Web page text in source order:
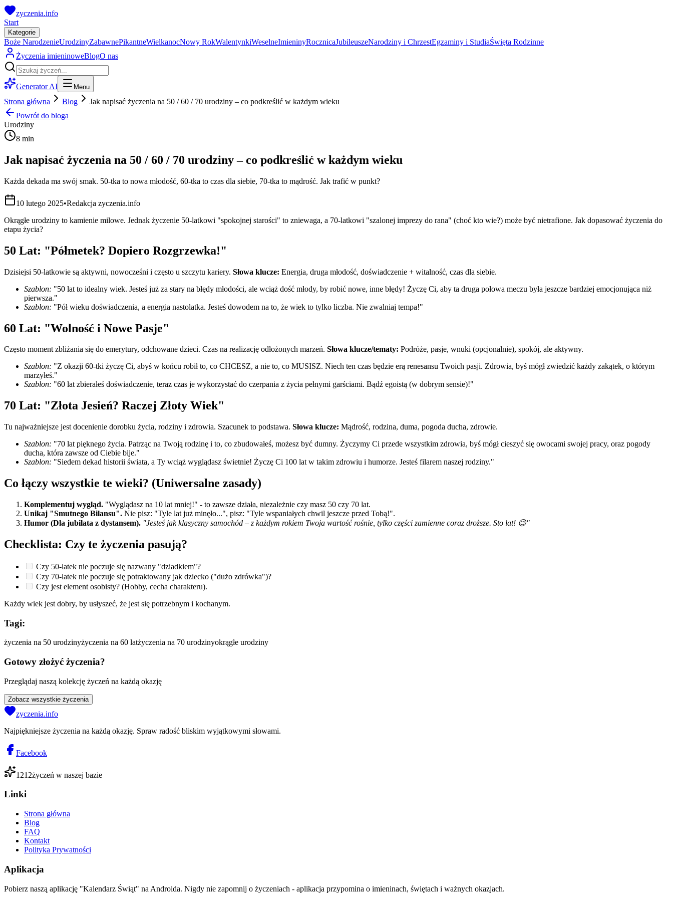
zyczenia.info
Start
Kategorie
Boże NarodzenieUrodzinyZabawnePikantneWielkanocNowy RokWalentynkiWeselneImieninyRocznicaJubileuszeNarodziny i ChrzestEgzaminy i StudiaŚwięta Rodzinne
Życzenia imieninoweBlogO nas
Generator AI Menu
Strona główna Blog
Jak napisać życzenia na 50 / 60 / 70 urodziny – co podkreślić w każdym wieku
Powrót do bloga
Urodziny
8 min
Jak napisać życzenia na 50 / 60 / 70 urodziny – co podkreślić w każdym wieku
Każda dekada ma swój smak. 50-tka to nowa młodość, 60-tka to czas dla siebie, 70-tka to mądrość. Jak trafić w punkt?
10 lutego 2025•Redakcja zyczenia.info
Okrągłe urodziny to kamienie milowe. Jednak życzenie 50-latkowi "spokojnej starości" to zniewaga, a 70-latkowi "szalonej imprezy do rana" (choć kto wie?) może być nietrafione. Jak dopasować życzenia do
etapu życia?
50 Lat: "Półmetek? Dopiero Rozgrzewka!"
Dzisiejsi 50-latkowie są aktywni, nowocześni i często u szczytu kariery. Słowa klucze: Energia, druga młodość, doświadczenie + witalność, czas dla siebie.
Szablon: "50 lat to idealny wiek. Jesteś już za stary na błędy młodości, ale wciąż dość młody, by robić nowe, inne błędy! Życzę Ci, aby ta druga połowa meczu była jeszcze bardziej emocjonująca niż
pierwsza."
Szablon: "Pół wieku doświadczenia, a energia nastolatka. Jesteś dowodem na to, że wiek to tylko liczba. Nie zwalniaj tempa!"
60 Lat: "Wolność i Nowe Pasje"
Często moment zbliżania się do emerytury, odchowane dzieci. Czas na realizację odłożonych marzeń. Słowa klucze/tematy: Podróże, pasje, wnuki (opcjonalnie), spokój, ale aktywny.
Szablon: "Z okazji 60-tki życzę Ci, abyś w końcu robił to, co CHCESZ, a nie to, co MUSISZ. Niech ten czas będzie erą renesansu Twoich pasji. Zdrowia, byś mógł zwiedzić każdy zakątek, o którym
marzyłeś."
Szablon: "60 lat zbierałeś doświadczenie, teraz czas je wykorzystać do czerpania z życia pełnymi garściami. Bądź egoistą (w dobrym sensie)!"
70 Lat: "Złota Jesień? Raczej Złoty Wiek"
Tu najważniejsze jest docenienie dorobku życia, rodziny i zdrowia. Szacunek to podstawa. Słowa klucze: Mądrość, rodzina, duma, pogoda ducha, zdrowie.
Szablon: "70 lat pięknego życia. Patrząc na Twoją rodzinę i to, co zbudowałeś, możesz być dumny. Życzymy Ci przede wszystkim zdrowia, byś mógł cieszyć się owocami swojej pracy, oraz pogody
ducha, która zawsze od Ciebie bije."
Szablon: "Siedem dekad historii świata, a Ty wciąż wyglądasz świetnie! Życzę Ci 100 lat w takim zdrowiu i humorze. Jesteś filarem naszej rodziny."
Co łączy wszystkie te wieki? (Uniwersalne zasady)
Komplementuj wygląd. "Wyglądasz na 10 lat mniej!" - to zawsze działa, niezależnie czy masz 50 czy 70 lat.
Unikaj "Smutnego Bilansu". Nie pisz: "Tyle lat już minęło...", pisz: "Tyle wspaniałych chwil jeszcze przed Tobą!".
Humor (Dla jubilata z dystansem). "Jesteś jak klasyczny samochód – z każdym rokiem Twoja wartość rośnie, tylko części zamienne coraz droższe. Sto lat! 😉"
Checklista: Czy te życzenia pasują?
Czy 50-latek nie poczuje się nazwany "dziadkiem"?
Czy 70-latek nie poczuje się potraktowany jak dziecko ("dużo zdrówka")?
Czy jest element osobisty? (Hobby, cecha charakteru).
Każdy wiek jest dobry, by usłyszeć, że jest się potrzebnym i kochanym.
Tagi:
życzenia na 50 urodzinyżyczenia na 60 latżyczenia na 70 urodzinyokrągłe urodziny
Gotowy złożyć życzenia?
Przeglądaj naszą kolekcję życzeń na każdą okazję
Zobacz wszystkie życzenia
zyczenia.info
Najpiękniejsze życzenia na każdą okazję. Spraw radość bliskim wyjątkowymi słowami.
Facebook
1212życzeń w naszej bazie
Linki
Strona główna
Blog
FAQ
Kontakt
Polityka Prywatności
Aplikacja
Pobierz naszą aplikację "Kalendarz Świąt" na Androida. Nigdy nie zapomnij o życzeniach - aplikacja przypomina o imieninach, świętach i ważnych okazjach.